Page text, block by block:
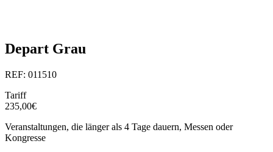
Depart Grau
REF: 011510
Tariff
235,00€
Veranstaltungen, die länger als 4 Tage dauern, Messen oder
Kongresse